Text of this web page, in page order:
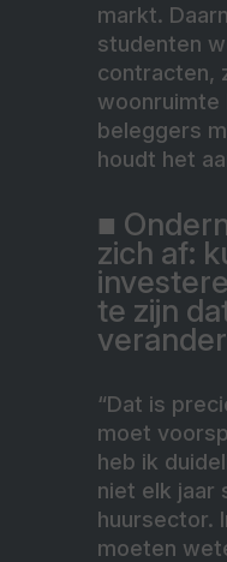
markt.
studenten
contracten,
woonruimte
beleggers
houdt het
■
zich af:
te zijn
“Dat is
moet
heb ik
niet elk jaar
huursector.
moeten